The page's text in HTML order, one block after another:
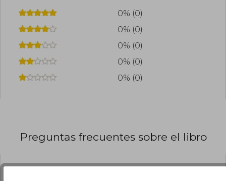
0% (0)
0% (0)
0% (0)
0% (0)
0% (0)
Preguntas frecuentes sobre el libro